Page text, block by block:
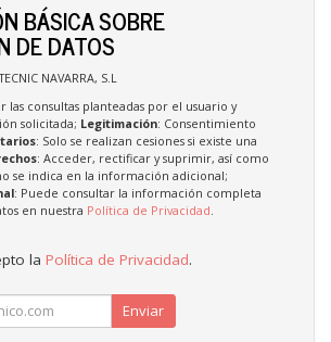
BÁSICA SOBRE
DE DATOS
NAVARRA, S.L
las consultas planteadas por el usuario y
solicitada; Legitimación: Consentimiento
: Solo se realizan cesiones si existe una
: Acceder, rectificar y suprimir, así como
se indica en la información adicional;
: Puede consultar la información completa
en nuestra Política de Privacidad.
la Política de Privacidad.
Enviar